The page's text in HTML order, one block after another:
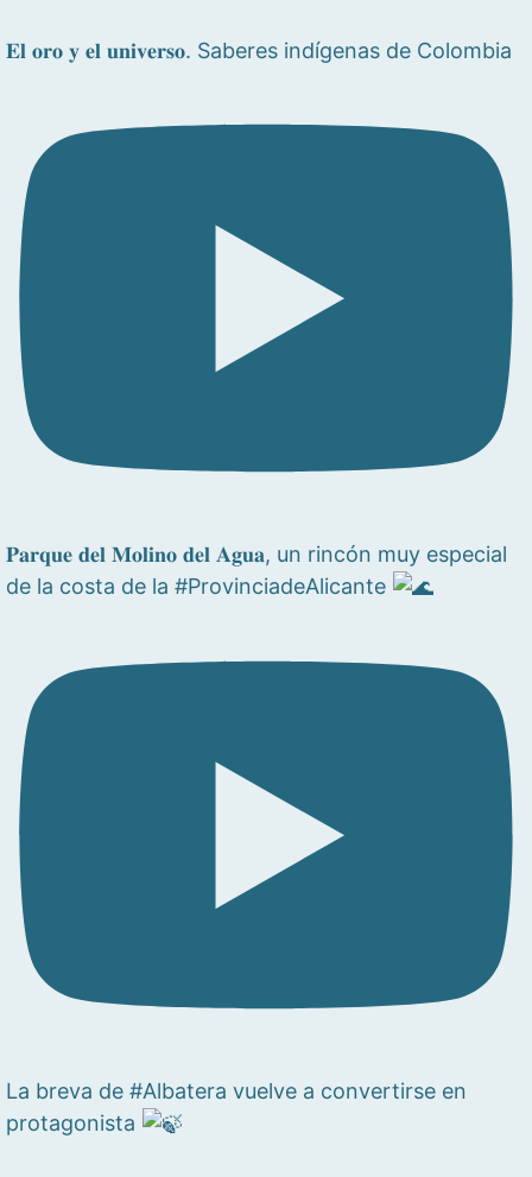
𝐄𝐥 𝐨𝐫𝐨 𝐲 𝐞𝐥 𝐮𝐧𝐢𝐯𝐞𝐫𝐬𝐨. Saberes indígenas de Colombia
𝐏𝐚𝐫𝐪𝐮𝐞 𝐝𝐞𝐥 𝐌𝐨𝐥𝐢𝐧𝐨 𝐝𝐞𝐥 𝐀𝐠𝐮𝐚, un rincón muy especial
de la costa de la #ProvinciadeAlicante
La breva de #Albatera vuelve a convertirse en
protagonista